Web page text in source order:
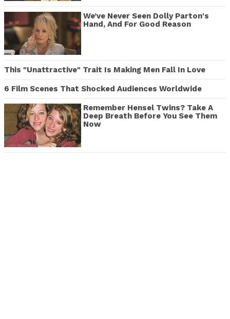
We’ve Never Seen Dolly Parton's
Hand, And For Good Reason
This "Unattractive" Trait Is Making Men Fall In Love
6 Film Scenes That Shocked Audiences Worldwide
Remember Hensel Twins? Take A
Deep Breath Before You See Them
Now